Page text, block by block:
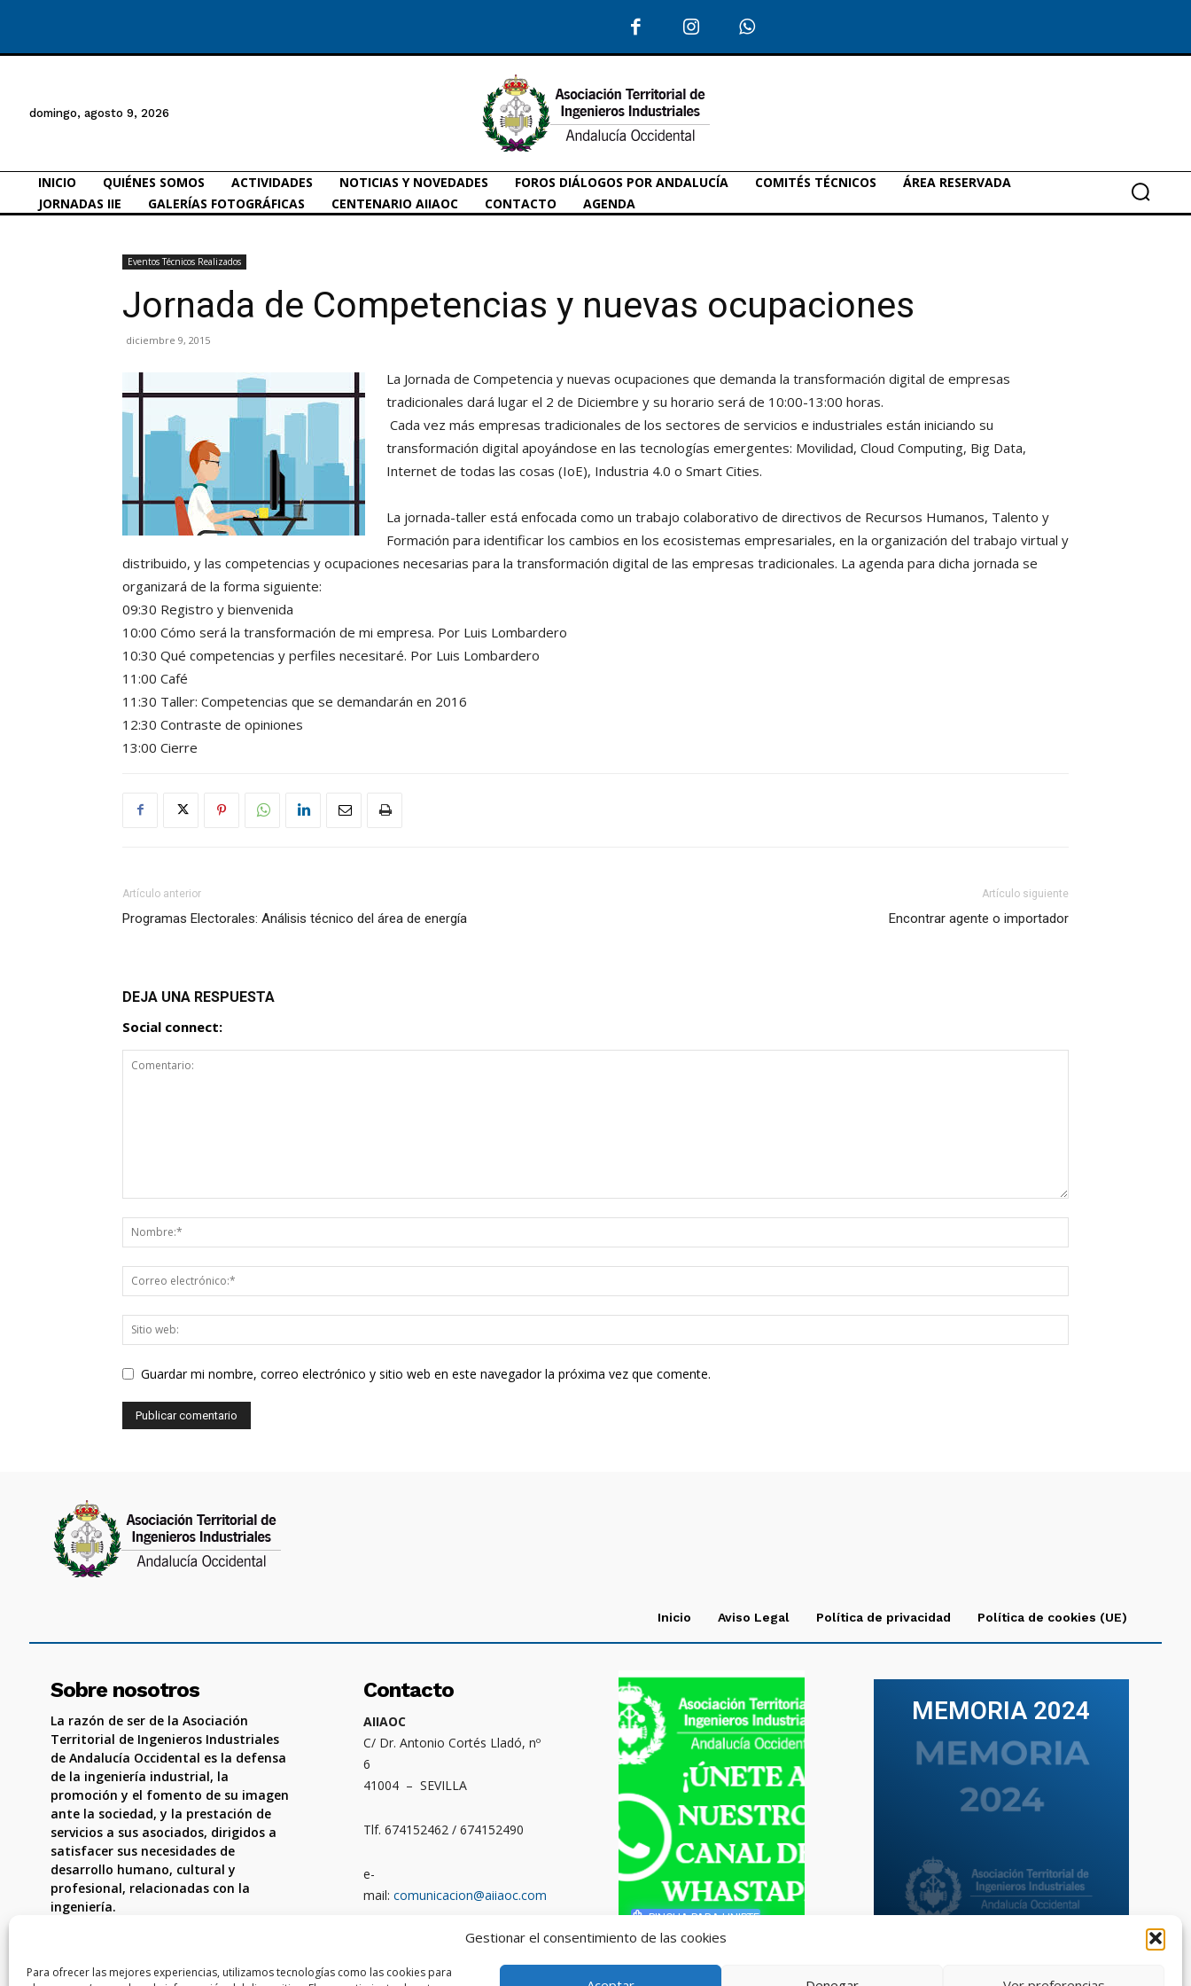
Gestionar el consentimiento de las cookies
Para ofrecer las mejores experiencias, utilizamos tecnologías como las cookies para
domingo, agosto 9, 2026
INICIO QUIÉNES SOMOS ACTIVIDADES NOTICIAS Y NOVEDADES FOROS DIÁLOGOS POR ANDALUCÍA COMITÉS TÉCNICOS
ÁREA RESERVADA
JORNADAS IIE
GALERÍAS FOTOGRÁFICAS CENTENARIO AIIAOC CONTACTO AGENDA
Eventos Técnicos Realizados
Jornada de Competencias y nuevas ocupaciones
diciembre 9, 2015
La Jornada de Competencia y nuevas ocupaciones que demanda la transformación digital de empresas
tradicionales dará lugar el 2 de Diciembre y su horario será de 10:00-13:00 horas.
Cada vez más empresas tradicionales de los sectores de servicios e industriales están iniciando su
transformación digital apoyándose en las tecnologías emergentes: Movilidad, Cloud Computing, Big Data,
Internet de todas las cosas (IoE), Industria 4.0 o Smart Cities.
La jornada-taller está enfocada como un trabajo colaborativo de directivos de Recursos Humanos, Talento y
Formación para identificar los cambios en los ecosistemas empresariales, en la organización del trabajo virtual y
distribuido, y las competencias y ocupaciones necesarias para la transformación digital de las empresas tradicionales. La agenda para dicha jornada se
organizará de la forma siguiente:
09:30 Registro y bienvenida
10:00 Cómo será la transformación de mi empresa. Por Luis Lombardero
10:30 Qué competencias y perfiles necesitaré. Por Luis Lombardero
11:00 Café
11:30 Taller: Competencias que se demandarán en 2016
12:30 Contraste de opiniones
13:00 Cierre
Artículo anterior
Programas Electorales: Análisis técnico del área de energía
Artículo siguiente
Encontrar agente o importador
DEJA UNA RESPUESTA
Social connect:
Guardar mi nombre, correo electrónico y sitio web en este navegador la próxima vez que comente.
Inicio Aviso Legal Política de privacidad Política de cookies (UE)
Sobre nosotros
La razón de ser de la Asociación
Territorial de Ingenieros Industriales
de Andalucía Occidental es la defensa
de la ingeniería industrial, la
promoción y el fomento de su imagen
ante la sociedad, y la prestación de
servicios a sus asociados, dirigidos a
satisfacer sus necesidades de
desarrollo humano, cultural y
profesional, relacionadas con la
ingeniería.
Contacto
AIIAOC
C/ Dr. Antonio Cortés Lladó, nº
6
41004 – SEVILLA
Tlf. 674152462 / 674152490
e-
mail:comunicacion@aiiaoc.com
Ámbito territorial: Cádiz,
Córdoba, Huelva y Sevilla
PINCHA PARA UNIRTE
MEMORIA 2024